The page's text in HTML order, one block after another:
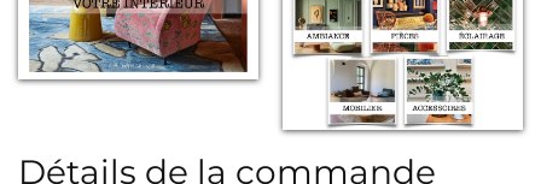
Détails de la commande